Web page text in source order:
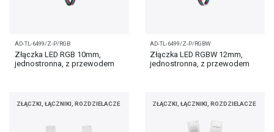
AD-TL-6499/Z-P/RGB
Złączka LED RGB 10mm,
jednostronna, z przewodem
AD-TL-6499/Z-P/RGBW
Złączka LED RGBW 12mm,
jednostronna, z przewodem
ZŁĄCZKI, ŁĄCZNIKI, ROZDZIELACZE ZŁĄCZKI, ŁĄCZNIKI, ROZDZIELACZE